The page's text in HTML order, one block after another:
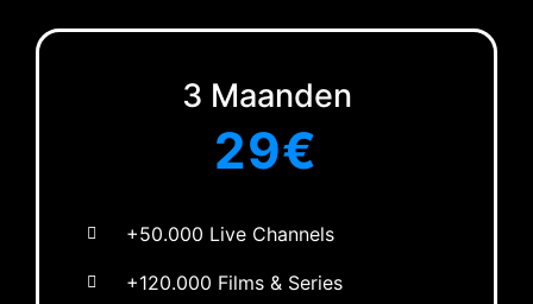
3 Maanden
29€
+50.000 Live Channels
+120.000 Films & Series